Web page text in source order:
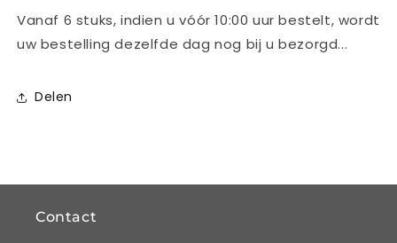
min.
6
1
min.
6
Vanaf 6 stuks, indien u vóór 10:00 uur bestelt, wordt
uw bestelling dezelfde dag nog bij u bezorgd...
Delen
Contact